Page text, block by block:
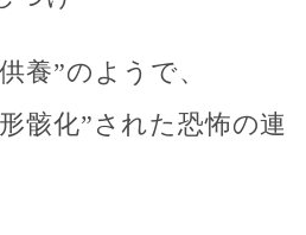
養”のようで、
骸化”された恐怖の連